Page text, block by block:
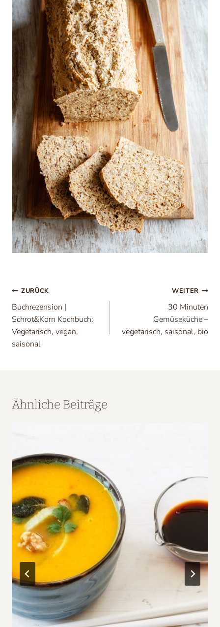
Beitragsnavigation
ZURÜCK
Buchrezension |
Schrot&Korn Kochbuch:
Vegetarisch, vegan,
saisonal
WEITER
30 Minuten
Gemüseküche –
vegetarisch, saisonal, bio
Ähnliche Beiträge